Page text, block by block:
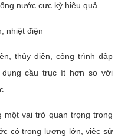
nước cực kỳ hiệu quả.
nhiệt điện
thủy điện, công trình đập
cầu trục ít hơn so với
một vai trò quan trọng trong
có trọng lượng lớn, việc sử